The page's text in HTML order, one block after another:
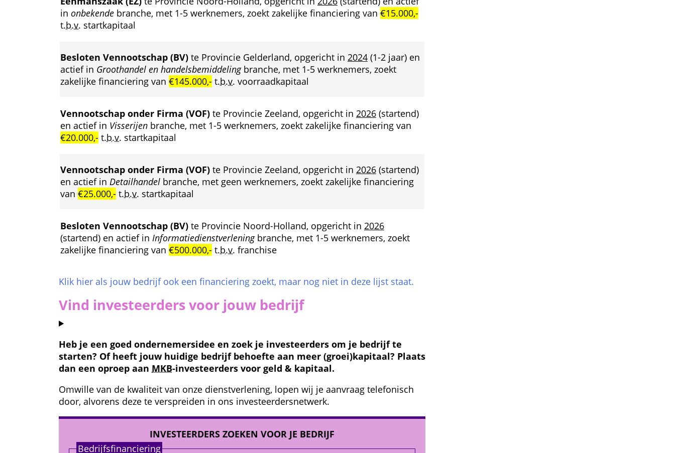
in onbekende branche, met 1-5 werknemers, zoekt zakelijke financiering van €15.000,-
t.b.v. startkapitaal
Besloten Vennootschap (BV) te Provincie Gelderland, opgericht in 2024 (1-2 jaar) en
actief in Groothandel en handelsbemiddeling branche, met 1-5 werknemers, zoekt
zakelijke financiering van €145.000,- t.b.v. voorraadkapitaal
Vennootschap onder Firma (VOF) te Provincie Zeeland, opgericht in 2026 (startend)
en actief in Visserijen branche, met 1-5 werknemers, zoekt zakelijke financiering van
€20.000,- t.b.v. startkapitaal
Vennootschap onder Firma (VOF) te Provincie Zeeland, opgericht in 2026 (startend)
en actief in Detailhandel branche, met geen werknemers, zoekt zakelijke financiering
van €25.000,- t.b.v. startkapitaal
Besloten Vennootschap (BV) te Provincie Noord-Holland, opgericht in 2026
(startend) en actief in Informatiedienstverlening branche, met 1-5 werknemers, zoekt
zakelijke financiering van €500.000,- t.b.v. franchise
Klik hier als jouw bedrijf ook een financiering zoekt, maar nog niet in deze lijst staat.
Vind investeerders voor jouw bedrijf
Heb je een goed ondernemers­idee en zoek je investeerders om je bedrijf te
starten? Of heeft jouw huidige bedrijf behoefte aan meer (groei)kapitaal? Plaats
dan een oproep aan MKB-investeerders voor geld & kapitaal.
Omwille van de kwaliteit van onze dienstverlening, lopen wij je aanvraag telefonisch
door, alvorens deze te verspreiden in ons investeerders­netwerk.
INVESTEERDERS ZOEKEN VOOR JE BEDRIJF
Bedrijfs­financiering